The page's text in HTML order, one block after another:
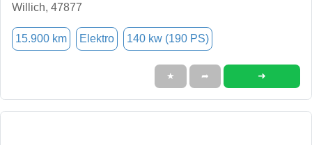
Willich, 47877
15.900 km Elektro 140 kw (190 PS)
★ ➦ ➜